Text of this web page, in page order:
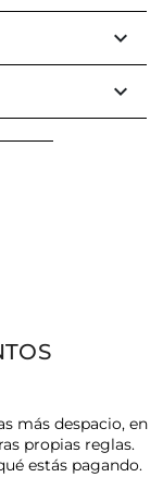
keyboard_arrow_down
keyboard_arrow_down
más despacio, en
propias reglas.
estás pagando.